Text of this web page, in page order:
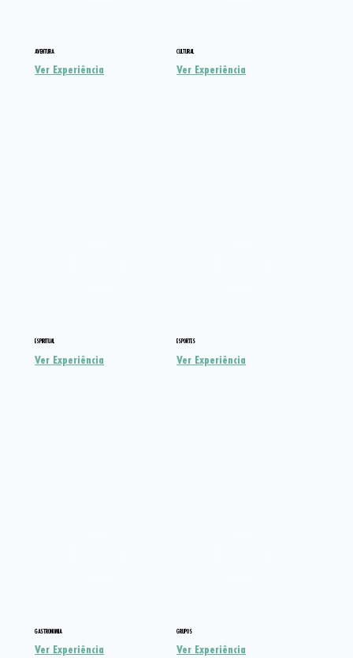
AVENTURA
Ver Experiência
CULTURAL
Ver Experiência
ESPIRITUAL
Ver Experiência
ESPORTES
Ver Experiência
GASTRONOMIA
Ver Experiência
GRUPOS
Ver Experiência